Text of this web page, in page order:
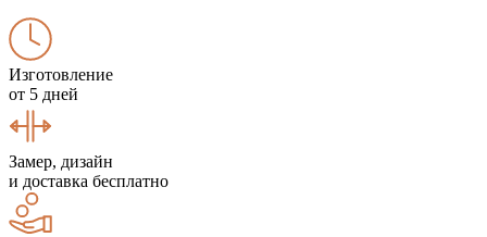
Изготовление
от 5 дней
Замер, дизайн
и доставка бесплатно